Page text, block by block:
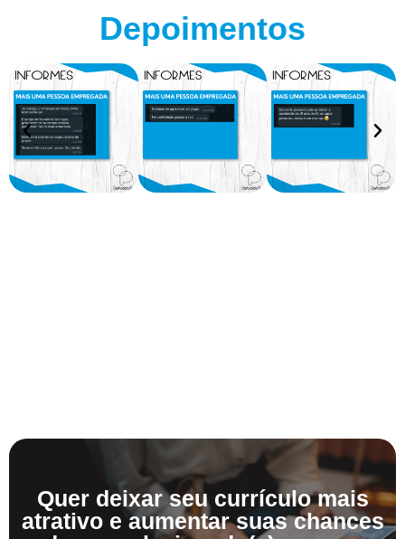
Depoimentos
Quer deixar seu currículo mais
atrativo e aumentar suas chances